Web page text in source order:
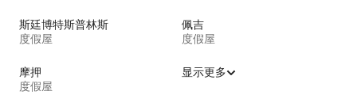
斯廷博特斯普林斯
度假屋
佩吉
度假屋
摩押
度假屋
显示更多